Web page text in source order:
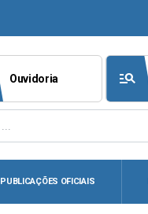
Ouvidoria manage_search
PUBLICAÇÕES OFICIAIS